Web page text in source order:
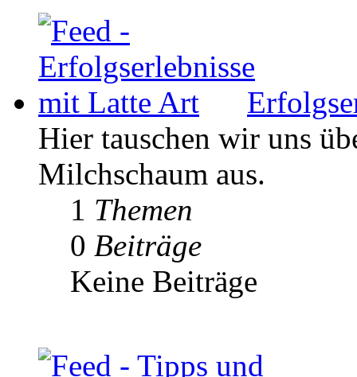
Hier tauschen wir uns
Milchschaum aus.
1 Themen
0 Beiträge
Keine Beiträge